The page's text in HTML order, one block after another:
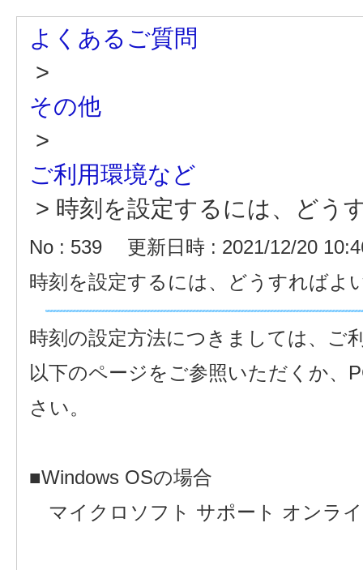
よくあるご質問
>
その他
>
ご利用環境など
> 時刻を設定するには、どう
No : 539
更新日時 : 2021/12/20
時刻を設定するには、どうすればよ
時刻の設定方法につきましては、ご
以下のページをご参照いただくか、
さい。
■Windows OSの場合
マイクロソフト サポート オンラ